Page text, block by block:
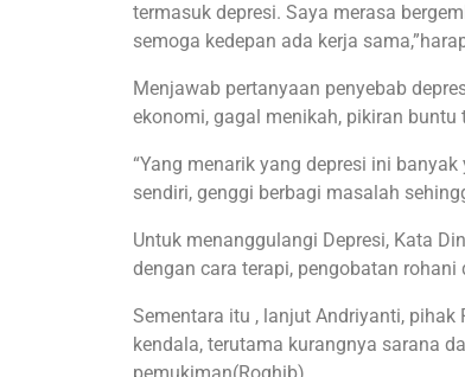
termasuk depresi. Saya merasa
semoga kedepan ada kerja
Menjawab pertanyaan penyebab
ekonomi, gagal menikah, pikiran
“Yang menarik yang depresi ini
sendiri, genggi berbagi masalah
Untuk menanggulangi Depresi, Kata
dengan cara terapi, pengobatan
Sementara itu , lanjut Andriyanti,
kendala, terutama kurangnya sarana